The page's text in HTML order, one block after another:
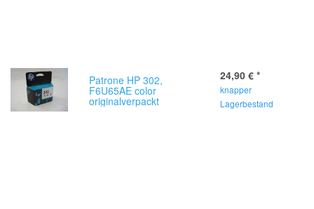
Patrone HP 302,
F6U65AE color
originalverpackt
24,90 € *
knapper
Lagerbestand